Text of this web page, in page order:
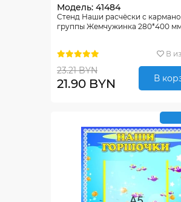
Модель: 41484
Стенд Наши расчёски с
группы Жемчужинка 280*400
В
23.21 BYN
21.90 BYN В